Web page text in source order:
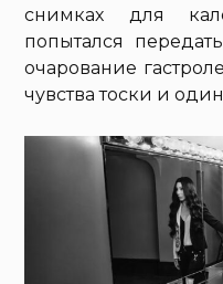
снимках для
попытался
очарование
чувства тоски и